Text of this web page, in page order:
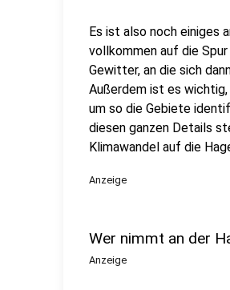
Es ist also noch einiges
vollkommen auf die
Gewitter, an die sich
Außerdem ist es
um so die Gebiete
diesen ganzen Details
Klimawandel auf die
Anzeige
Wer nimmt an der
Anzeige